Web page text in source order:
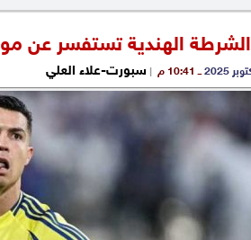
الشرطة الهندية تستفسر عن
ــ 10:41 م | سبورت-علاء العلي